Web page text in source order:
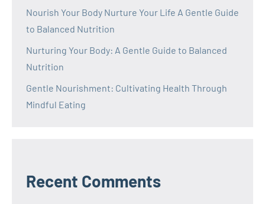
Nourish Your Body Nurture Your Life A Gentle Guide
to Balanced Nutrition
Nurturing Your Body: A Gentle Guide to Balanced
Nutrition
Gentle Nourishment: Cultivating Health Through
Mindful Eating
Recent Comments